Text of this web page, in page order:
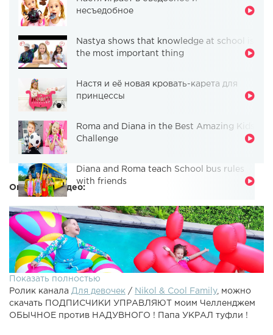
несъедобное
Nastya shows that knowledge at school is
the most important thing
Настя и её новая кровать-карета для
принцессы
Roma and Diana in the Best Amazing Kids
Challenge
Diana and Roma teach School bus rules
with friends
Описание видео:
Показать полностью
Ролик канала Для девочек / Nikol & Cool Family, можно
скачать ПОДПИСЧИКИ УПРАВЛЯЮТ моим Челленджем
ОБЫЧНОЕ против НАДУВНОГО ! Папа УКРАЛ туфли !